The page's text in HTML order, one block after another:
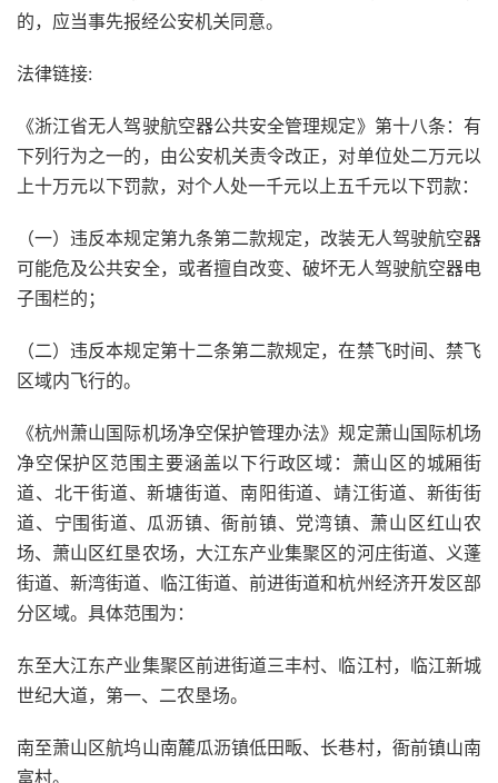
的，应当事先报经公安机关同意。
法律链接:
《浙江省无人驾驶航空器公共安全管理规定》第十八条：有
下列行为之一的，由公安机关责令改正，对单位处二万元以
上十万元以下罚款，对个人处一千元以上五千元以下罚款：
（一）违反本规定第九条第二款规定，改装无人驾驶航空器
可能危及公共安全，或者擅自改变、破坏无人驾驶航空器电
子围栏的；
（二）违反本规定第十二条第二款规定，在禁飞时间、禁飞
区域内飞行的。
《杭州萧山国际机场净空保护管理办法》规定萧山国际机场
净空保护区范围主要涵盖以下行政区域：萧山区的城厢街
道、北干街道、新塘街道、南阳街道、靖江街道、新街街
道、宁围街道、瓜沥镇、衙前镇、党湾镇、萧山区红山农
场、萧山区红垦农场，大江东产业集聚区的河庄街道、义蓬
街道、新湾街道、临江街道、前进街道和杭州经济开发区部
分区域。具体范围为：
东至大江东产业集聚区前进街道三丰村、临江村，临江新城
世纪大道，第一、二农垦场。
南至萧山区航坞山南麓瓜沥镇低田畈、长巷村，衙前镇山南
富村。